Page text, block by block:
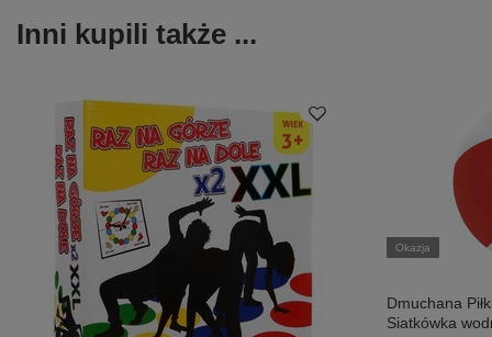
Inni kupili także ...
Okazja
Dmuchana
Siatkówka